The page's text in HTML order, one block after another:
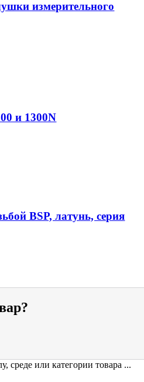
измерительного
и 1300N
BSP, латунь, серия
среде или категории товара ...